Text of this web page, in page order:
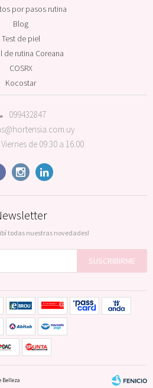
099432847
de 09:30 a 16:00
 
por pasos rutina
Blog
Test de piel
de rutina Coreana
COSRX
Kocostar
todas nuestras novedades!
SUSCRIBIRME